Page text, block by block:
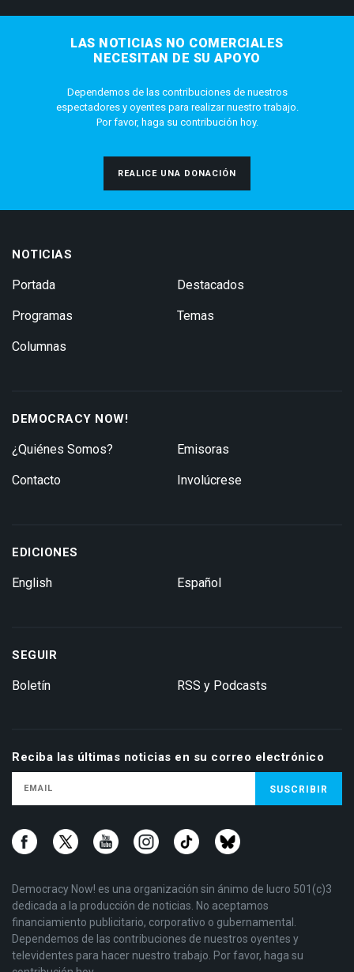
LAS NOTICIAS NO COMERCIALES
NECESITAN DE SU APOYO
Dependemos de las contribuciones de nuestros
espectadores y oyentes para realizar nuestro trabajo.
Por favor, haga su contribución hoy.
REALICE UNA DONACIÓN
NOTICIAS
Portada
Programas
Columnas
Destacados
Temas
DEMOCRACY NOW!
¿Quiénes Somos?
Contacto
Emisoras
Involúcrese
EDICIONES
English Español
SEGUIR
Boletín RSS y Podcasts
Reciba las últimas noticias en su correo electrónico
Democracy Now! es una organización sin ánimo de lucro 501(c)3
dedicada a la producción de noticias. No aceptamos
financiamiento publicitario, corporativo o gubernamental.
Dependemos de las contribuciones de nuestros oyentes y
televidentes para hacer nuestro trabajo. Por favor, haga su